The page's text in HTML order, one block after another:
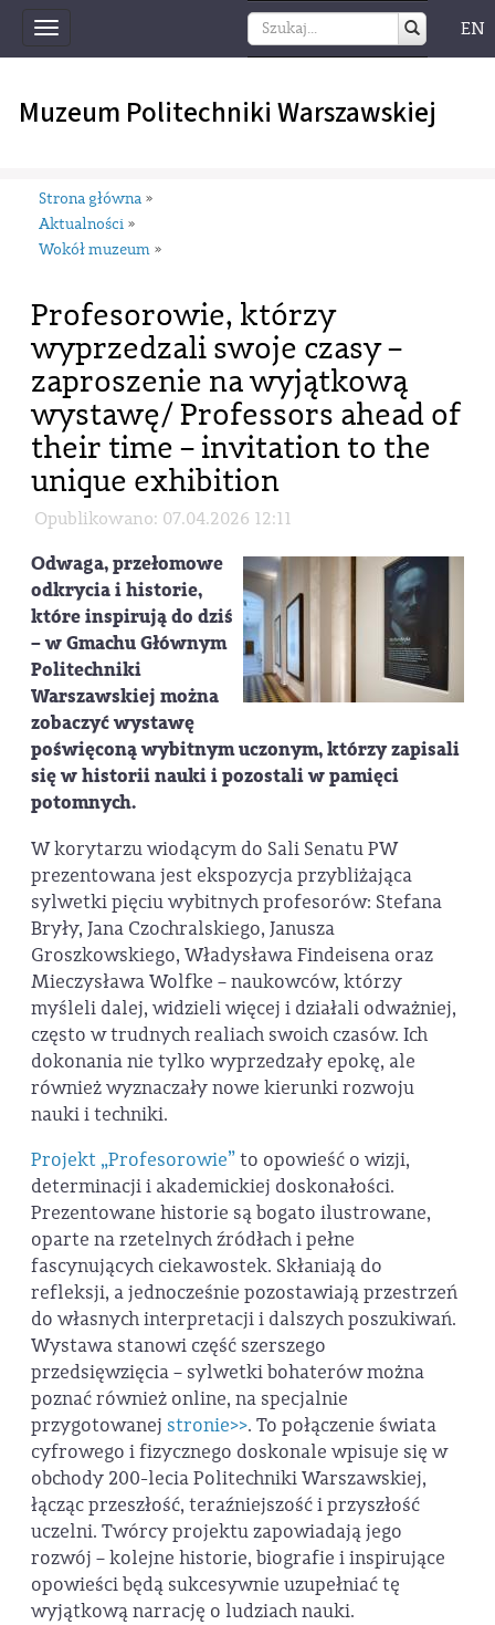
Toggle
navigation
EN
Muzeum Politechniki Warszawskiej
Strona główna »
Aktualności »
Wokół muzeum »
Profesorowie, którzy
wyprzedzali swoje czasy –
zaproszenie na wyjątkową
wystawę/ Professors ahead of
their time – invitation to the
unique exhibition
Opublikowano: 07.04.2026 12:11
Odwaga, przełomowe
odkrycia i historie,
które inspirują do dziś
– w Gmachu Głównym
Politechniki
Warszawskiej można
zobaczyć wystawę
poświęconą wybitnym uczonym, którzy zapisali
się w historii nauki i pozostali w pamięci
potomnych.
W korytarzu wiodącym do Sali Senatu PW
prezentowana jest ekspozycja przybliżająca
sylwetki pięciu wybitnych profesorów: Stefana
Bryły, Jana Czochralskiego, Janusza
Groszkowskiego, Władysława Findeisena oraz
Mieczysława Wolfke – naukowców, którzy
myśleli dalej, widzieli więcej i działali odważniej,
często w trudnych realiach swoich czasów. Ich
dokonania nie tylko wyprzedzały epokę, ale
również wyznaczały nowe kierunki rozwoju
nauki i techniki.
Projekt „Profesorowie”to opowieść o wizji,
determinacji i akademickiej doskonałości.
Prezentowane historie są bogato ilustrowane,
oparte na rzetelnych źródłach i pełne
fascynujących ciekawostek. Skłaniają do
refleksji, a jednocześnie pozostawiają przestrzeń
do własnych interpretacji i dalszych poszukiwań.
Wystawa stanowi część szerszego
przedsięwzięcia – sylwetki bohaterów można
poznać również online, na specjalnie
przygotowanej stronie>>. To połączenie świata
cyfrowego i fizycznego doskonale wpisuje się w
obchody 200-lecia Politechniki Warszawskiej,
łącząc przeszłość, teraźniejszość i przyszłość
uczelni. Twórcy projektu zapowiadają jego
rozwój – kolejne historie, biografie i inspirujące
opowieści będą sukcesywnie uzupełniać tę
wyjątkową narrację o ludziach nauki.